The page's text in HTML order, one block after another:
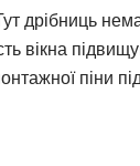
Тут дрібниць
вікна
піни